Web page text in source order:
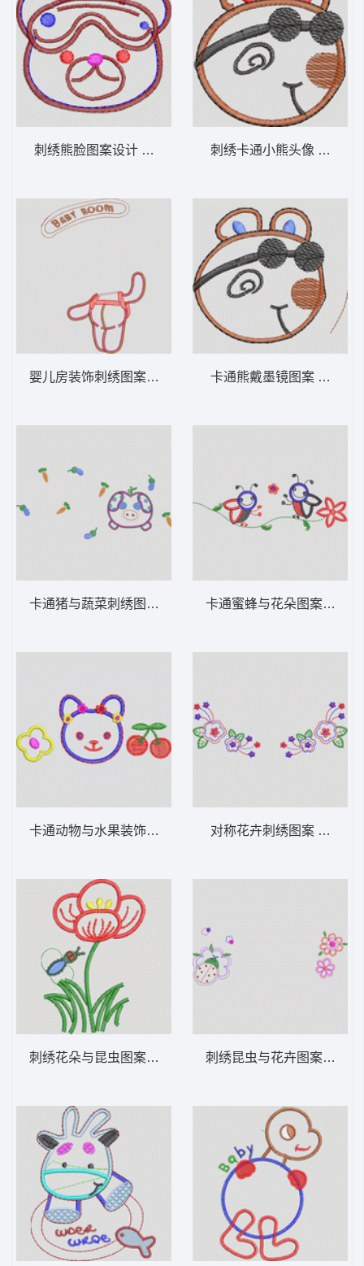
刺绣熊脸图案设计 卡通童装章标贴布
婴儿房装饰刺绣图案 卡通童装章标贴布
卡通猪与蔬菜刺绣图案 卡通童装章标贴布
卡通动物与水果装饰图案 卡通童装章标贴布
刺绣花朵与昆虫图案 卡通童装章标贴布
刺绣卡通小熊
卡通熊戴墨镜
卡通蜜蜂与
对称花卉刺绣
刺绣昆虫与